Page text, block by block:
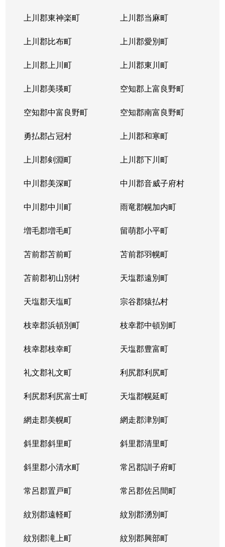
上川郡東神楽町 上川郡当麻町
上川郡比布町 上川郡愛別町
上川郡上川町 上川郡東川町
上川郡美瑛町 空知郡上富良野町
空知郡中富良野町 空知郡南富良野町
勇払郡占冠村 上川郡和寒町
上川郡剣淵町 上川郡下川町
中川郡美深町 中川郡音威子府村
中川郡中川町 雨竜郡幌加内町
増毛郡増毛町 留萌郡小平町
苫前郡苫前町 苫前郡羽幌町
苫前郡初山別村 天塩郡遠別町
天塩郡天塩町 宗谷郡猿払村
枝幸郡浜頓別町 枝幸郡中頓別町
枝幸郡枝幸町 天塩郡豊富町
礼文郡礼文町 利尻郡利尻町
利尻郡利尻富士町 天塩郡幌延町
網走郡美幌町 網走郡津別町
斜里郡斜里町 斜里郡清里町
斜里郡小清水町 常呂郡訓子府町
常呂郡置戸町 常呂郡佐呂間町
紋別郡遠軽町 紋別郡湧別町
紋別郡滝上町 紋別郡興部町